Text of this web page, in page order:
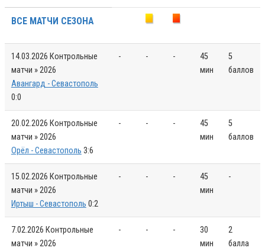
ВСЕ МАТЧИ СЕЗОНА
14.03.2026 Контрольные
матчи » 2026
Авангард - Севастополь
0:0
- - -
45
мин
5
баллов
20.02.2026 Контрольные
матчи » 2026
Орёл - Севастополь 3:6
- - -
45
мин
5
баллов
15.02.2026 Контрольные
матчи » 2026
Иртыш - Севастополь 0:2
- - -
45
мин
-
7.02.2026 Контрольные
матчи » 2026
- - -
30
мин
2
балла